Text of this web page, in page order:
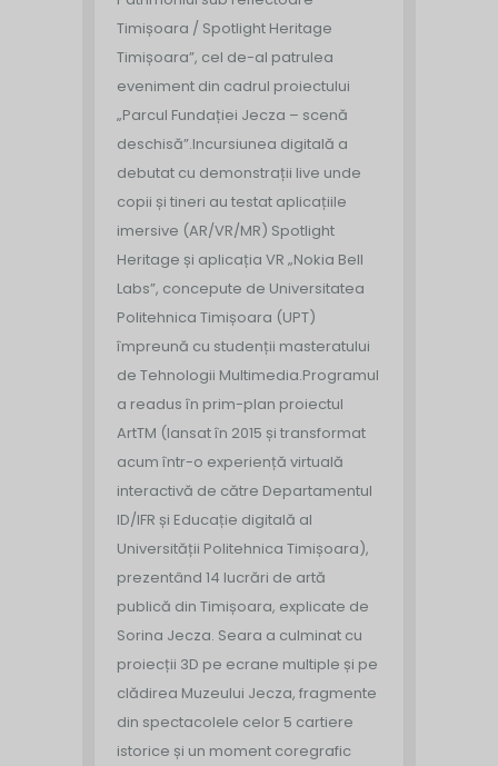
Timișoara / Spotlight Heritage
Timișoara”, cel de-al patrulea
eveniment din cadrul proiectului
„Parcul Fundației Jecza – scenă
deschisă”.Incursiunea digitală a
debutat cu demonstrații live unde
copii și tineri au testat aplicațiile
imersive (AR/VR/MR) Spotlight
Heritage și aplicația VR „Nokia Bell
Labs”, concepute de Universitatea
Politehnica Timișoara (UPT)
împreună cu studenții masteratului
de Tehnologii Multimedia.Programul
a readus în prim-plan proiectul
ArtTM (lansat în 2015 și transformat
acum într-o experiență virtuală
interactivă de către Departamentul
ID/IFR și Educație digitală al
Universității Politehnica Timișoara),
prezentând 14 lucrări de artă
publică din Timișoara, explicate de
Sorina Jecza. Seara a culminat cu
proiecții 3D pe ecrane multiple și pe
clădirea Muzeului Jecza, fragmente
din spectacolele celor 5 cartiere
istorice și un moment coregrafic